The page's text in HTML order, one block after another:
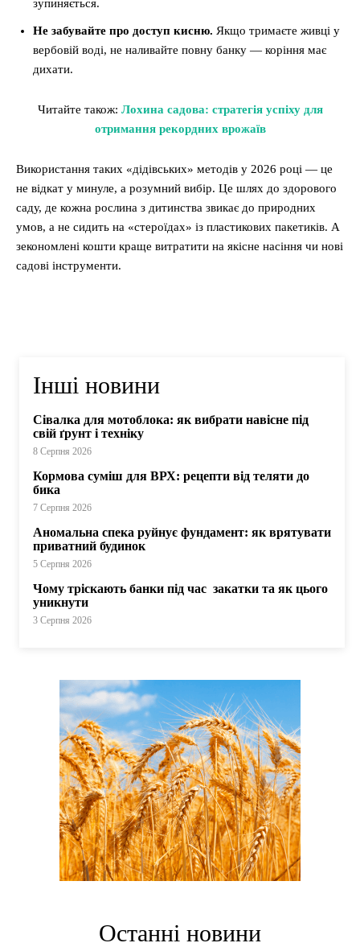
зупиняється.
Не забувайте про доступ кисню. Якщо тримаєте живці у
вербовій воді, не наливайте повну банку — коріння має
дихати.
Читайте також: Лохина садова: стратегія успіху для
отримання рекордних врожаїв
Використання таких «дідівських» методів у 2026 році — це
не відкат у минуле, а розумний вибір. Це шлях до здорового
саду, де кожна рослина з дитинства звикає до природних
умов, а не сидить на «стероїдах» із пластикових пакетиків. А
зекономлені кошти краще витратити на якісне насіння чи нові
садові інструменти.
Інші новини
Сівалка для мотоблока: як вибрати навісне під
свій ґрунт і техніку
8 Серпня 2026
Кормова суміш для ВРХ: рецепти від теляти до
бика
7 Серпня 2026
Аномальна спека руйнує фундамент: як врятувати
приватний будинок
5 Серпня 2026
Чому тріскають банки під час закатки та як цього
уникнути
3 Серпня 2026
Останні новини